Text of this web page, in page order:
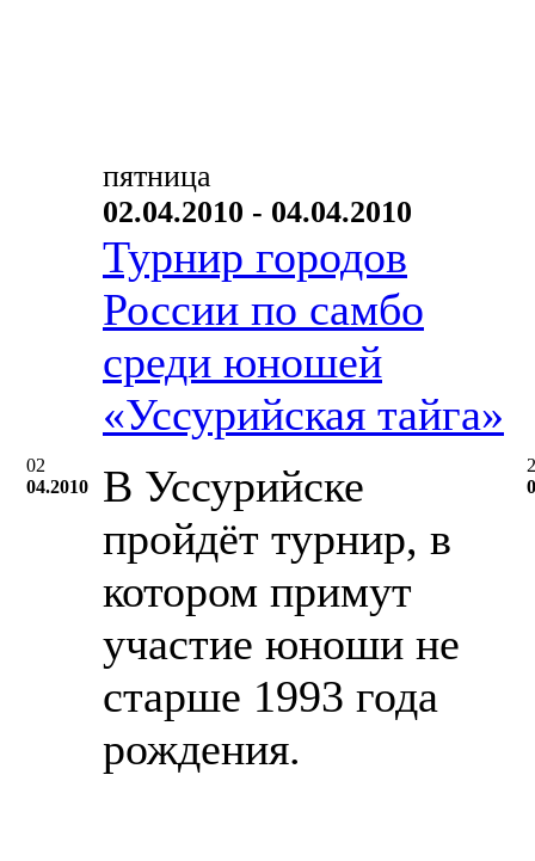
02
04.2010
пятница
02.04.2010 - 04.04.2010
Турнир городов
России по самбо
среди юношей
«Уссурийская тайга»
В Уссурийске
пройдёт турнир, в
котором примут
участие юноши не
старше 1993 года
рождения.